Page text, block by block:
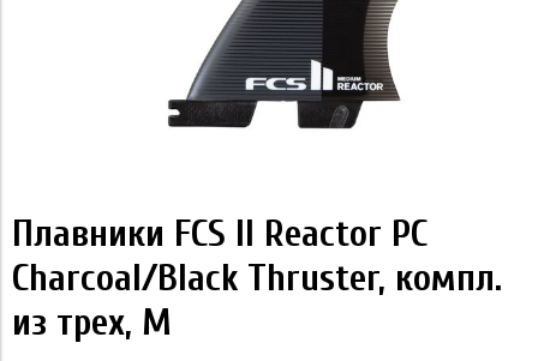
Плавники FCS II Reactor PC
Charcoal/Black Thruster, компл.
из трех, M